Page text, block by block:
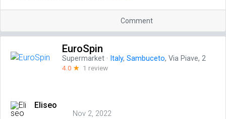
Comment
EuroSpin
Supermarket · Italy, Sambuceto, Via Piave, 2
4.0 ☆ 1 review
Eliseo
Nov 2, 2022